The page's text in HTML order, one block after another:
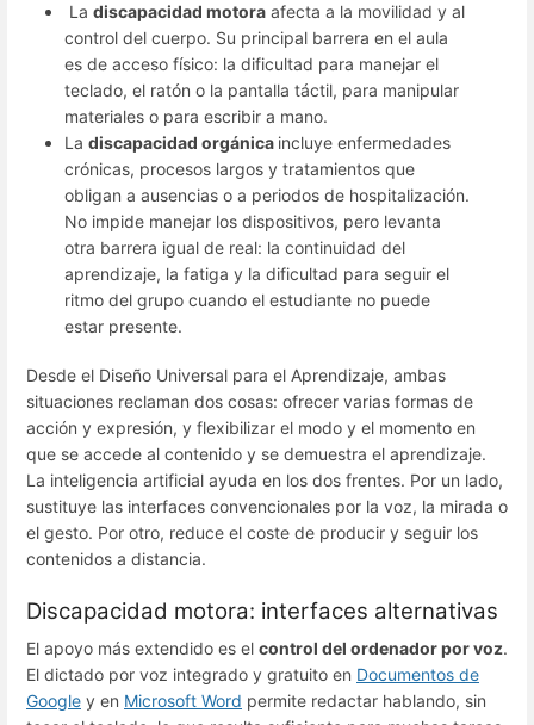
La discapacidad motora afecta a la movilidad y al
control del cuerpo. Su principal barrera en el aula
es de acceso físico: la dificultad para manejar el
teclado, el ratón o la pantalla táctil, para manipular
materiales o para escribir a mano.
La discapacidad orgánica incluye enfermedades
crónicas, procesos largos y tratamientos que
obligan a ausencias o a periodos de hospitalización.
No impide manejar los dispositivos, pero levanta
otra barrera igual de real: la continuidad del
aprendizaje, la fatiga y la dificultad para seguir el
ritmo del grupo cuando el estudiante no puede
estar presente.
Desde el Diseño Universal para el Aprendizaje, ambas
situaciones reclaman dos cosas: ofrecer varias formas de
acción y expresión, y flexibilizar el modo y el momento en
que se accede al contenido y se demuestra el aprendizaje.
La inteligencia artificial ayuda en los dos frentes. Por un lado,
sustituye las interfaces convencionales por la voz, la mirada o
el gesto. Por otro, reduce el coste de producir y seguir los
contenidos a distancia.
Discapacidad motora: interfaces alternativas
El apoyo más extendido es el control del ordenador por voz.
El dictado por voz integrado y gratuito en Documentos de
Google y en Microsoft Word permite redactar hablando, sin